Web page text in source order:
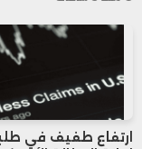
أي حديث عن
الروسية خلال
وأكد
ارتفاع طفيف في